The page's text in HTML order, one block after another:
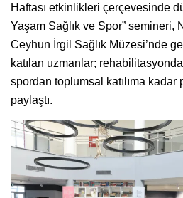
Haftası etkinlikleri çerçevesinde
Yaşam Sağlık ve Spor” semineri,
Ceyhun İrgil Sağlık Müzesi’nde
katılan uzmanlar;
spordan toplumsal katılıma kadar
paylaştı.